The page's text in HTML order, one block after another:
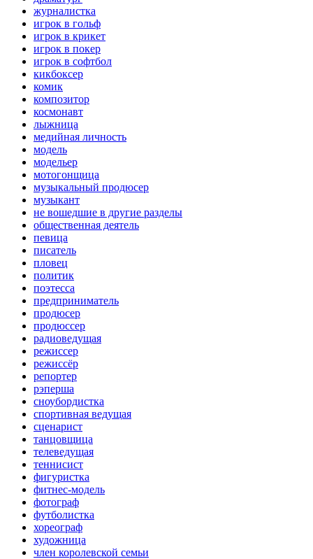
журналистка
игрок в гольф
игрок в крикет
игрок в покер
игрок в софтбол
кикбоксер
комик
композитор
космонавт
лыжница
медийная личность
модель
модельер
мотогонщица
музыкальный продюсер
музыкант
не вошедшие в другие разделы
общественная деятель
певица
писатель
пловец
политик
поэтесса
предприниматель
продюсер
продюссер
радиоведущая
режиссер
режиссёр
репортер
рэперша
сноубордистка
спортивная ведущая
сценарист
танцовщица
телеведущая
теннисист
фигуристка
фитнес-модель
фотограф
футболистка
хореограф
художница
член королевской семьи